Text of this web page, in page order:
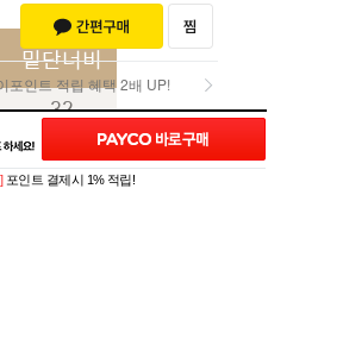
포인트 적립 혜택 2배 UP!
포인트 적립 혜택 2배 UP!
포인트 결제시 1% 적립!
밑단너비
32